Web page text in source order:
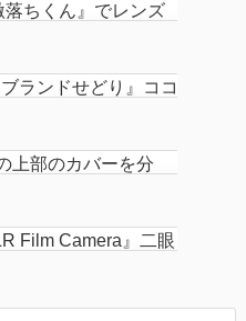
落ちくん』でレンズ
とせてふき取りも超
ランドせどり』ココ
した。
上部のカバーを分
。
Film Camera』二眼
た。